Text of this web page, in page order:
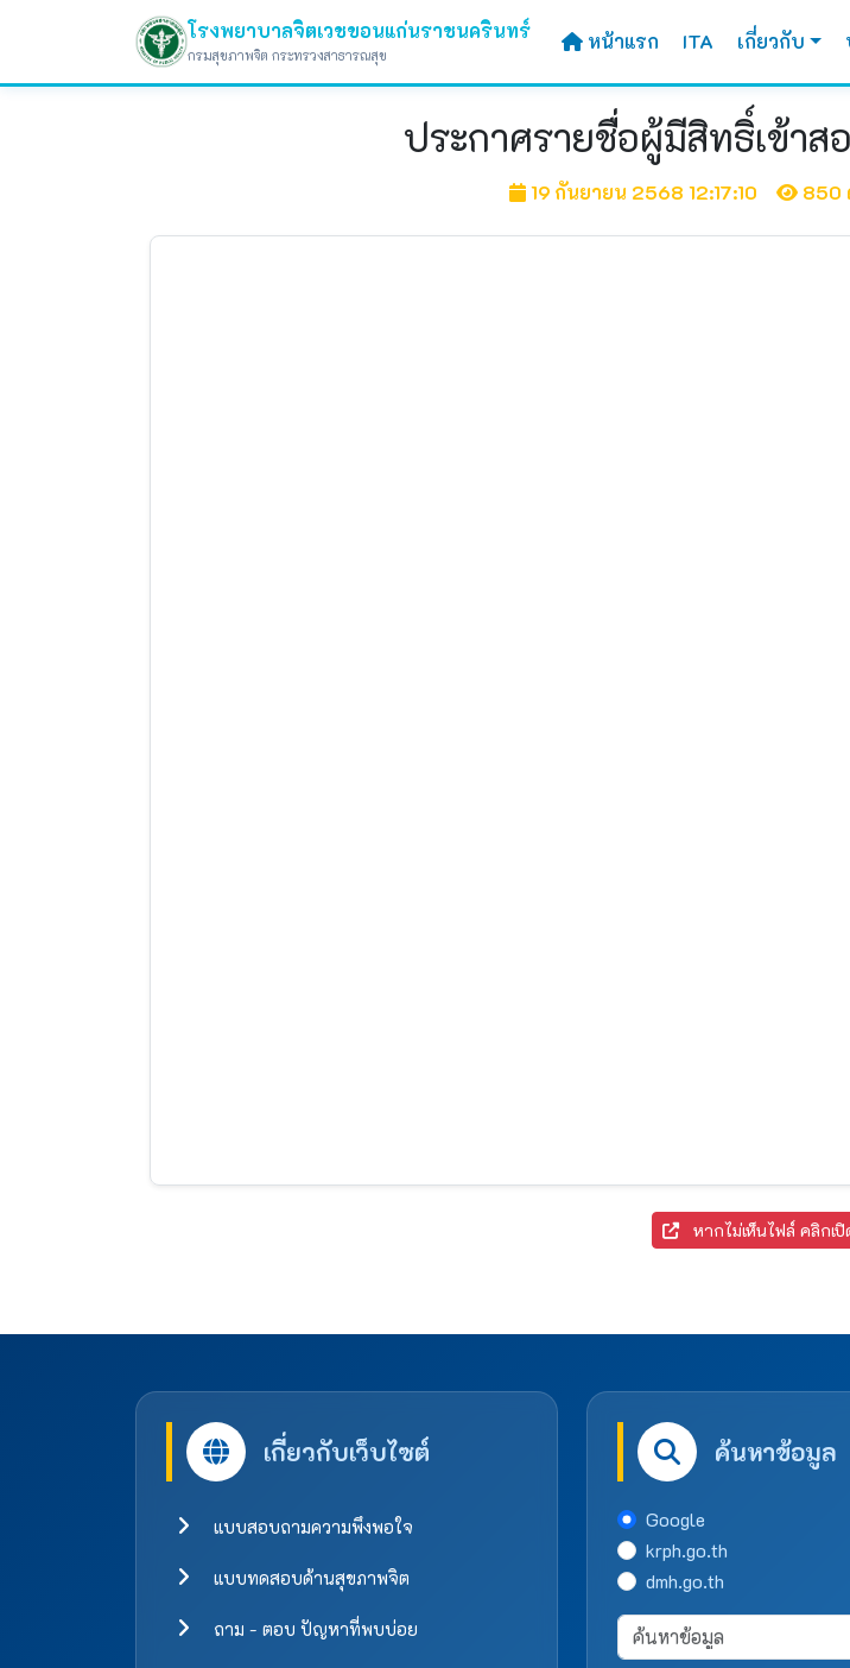
โรงพยาบาลจิตเวชขอนแก่นราชนครินทร์
กรมสุขภาพจิต กระทรวงสาธารณสุข
หน้าแรก ITA เกี่ยวกับ
ประกาศรายชื่อผู้มีสิทธิ์เข้า
19 กันยายน 2568 12:17:10 850
หากไม่เห็นไฟล์ คลิกเ
เกี่ยวกับเว็บไซต์
แบบสอบถามความพึงพอใจ
แบบทดสอบด้านสุขภาพจิต
ถาม - ตอบ ปัญหาที่พบบ่อย
ค้นหาข้อมูล
Google
krph.go.th
dmh.go.th